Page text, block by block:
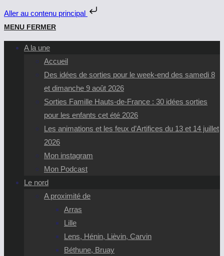
Aller au contenu principal
Skip
to
content
MENU FERMER
A la une
Accueil
Des idées de sorties pour le week-end des samedi 8
et dimanche 9 août 2026
Sorties Famille Hauts-de-France : 30 idées sorties
pour les enfants cet été 2026
Les animations et les feux d’Artifices du 13 et 14 juillet
2026
Mon instagram
Mon Podcast
Le nord
A proximité de
Arras
Lille
Lens, Hénin, Lièvin, Carvin
Béthune, Bruay